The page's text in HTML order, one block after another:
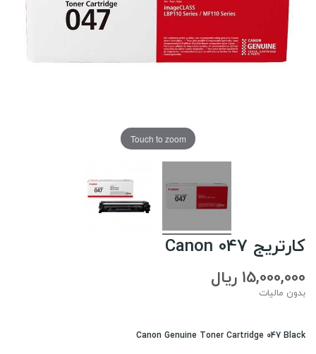
Touch to zoom
کارتریج Canon 047
15,000,000 ریال
بدون مالیات
Canon Genuine Toner Cartridge 047 Black